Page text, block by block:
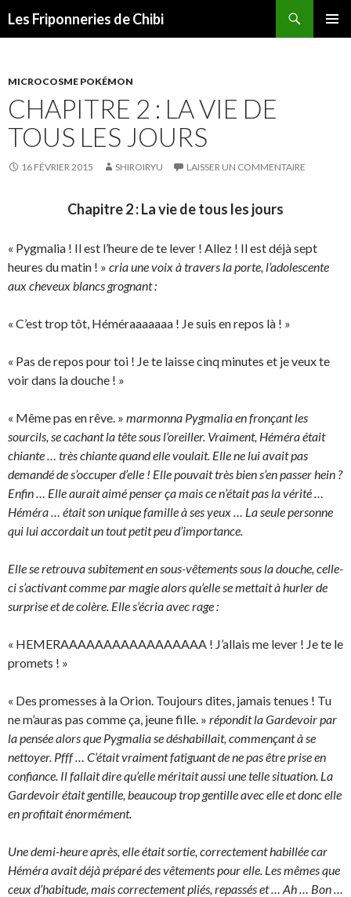
Les Friponneries de Chibi
MICROCOSME POKÉMON
CHAPITRE 2 : LA VIE DE
TOUS LES JOURS
16 FÉVRIER 2015 SHIROIRYU LAISSER UN COMMENTAIRE
Chapitre 2 : La vie de tous les jours
« Pygmalia ! Il est l’heure de te lever ! Allez ! Il est déjà sept
heures du matin ! » cria une voix à travers la porte, l’adolescente
aux cheveux blancs grognant :
« C’est trop tôt, Héméraaaaaaa ! Je suis en repos là ! »
« Pas de repos pour toi ! Je te laisse cinq minutes et je veux te
voir dans la douche ! »
« Même pas en rêve. » marmonna Pygmalia en fronçant les
sourcils, se cachant la tête sous l’oreiller. Vraiment, Héméra était
chiante … très chiante quand elle voulait. Elle ne lui avait pas
demandé de s’occuper d’elle ! Elle pouvait très bien s’en passer hein ?
Enfin … Elle aurait aimé penser ça mais ce n’était pas la vérité …
Héméra … était son unique famille à ses yeux … La seule personne
qui lui accordait un tout petit peu d’importance.
Elle se retrouva subitement en sous-vêtements sous la douche, celle-
ci s’activant comme par magie alors qu’elle se mettait à hurler de
surprise et de colère. Elle s’écria avec rage :
« HEMERAAAAAAAAAAAAAAAAA ! J’allais me lever ! Je te le
promets ! »
« Des promesses à la Orion. Toujours dites, jamais tenues ! Tu
ne m’auras pas comme ça, jeune fille. » répondit la Gardevoir par
la pensée alors que Pygmalia se déshabillait, commençant à se
nettoyer. Pfff … C’était vraiment fatiguant de ne pas être prise en
confiance. Il fallait dire qu’elle méritait aussi une telle situation. La
Gardevoir était gentille, beaucoup trop gentille avec elle et donc elle
en profitait énormément.
Une demi-heure après, elle était sortie, correctement habillée car
Héméra avait déjà préparé des vêtements pour elle. Les mêmes que
ceux d’habitude, mais correctement pliés, repassés et … Ah … Bon …